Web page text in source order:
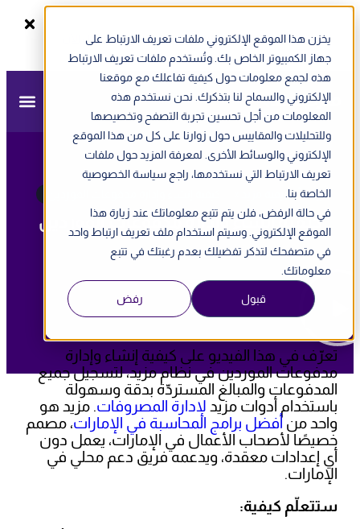
يخزن هذا الموقع الإلكتروني ملفات تعريف الارتباط على
جهاز الكمبيوتر الخاص بك. وتُستخدم ملفات تعريف الارتباط
هذه لجمع معلومات حول كيفية تفاعلك مع موقعنا
الإلكتروني والسماح لنا بتذكرك. نحن نستخدم هذه
المعلومات من أجل تحسين تجربة التصفح وتخصيصها
وللتحليلات والمقاييس حول زوارنا على كل من هذا الموقع
الإلكتروني والوسائط الأخرى. لمعرفة المزيد حول ملفات
تعريف الارتباط التي نستخدمها، راجع سياسة الخصوصية
الخاصة بنا.
في حالة الرفض، فلن يتم تتبع معلوماتك عند زيارة هذا
الموقع الإلكتروني. وسيتم استخدام ملف تعريف ارتباط واحد
في متصفحك لتذكر تفضيلك بعدم رغبتك في تتبع
معلوماتك.
قبول رفض
ندوة أونلاين - الفاتورة الإلكترونية في الإمارات سجل الآن
مزيد»أكاديمية مزيد
كيفية إنشاء وإدارة مدفوعات الموردين
Description:
تعرّف في هذا الفيديو على كيفية إنشاء وإدارة
مدفوعات الموردين في نظام مزيد، لتسجيل جميع
المدفوعات والمبالغ المستردّة بدقة وسهولة
باستخدام أدوات مزيد لإدارة المصروفات. مزيد هو
واحد من أفضل برامج المحاسبة في الإمارات، مصمم
خصيصًا لأصحاب الأعمال في الإمارات، يعمل دون
أي إعدادات معقدة، ويدعمه فريق دعم محلي في
الإمارات.
ستتعلّم كيفية: